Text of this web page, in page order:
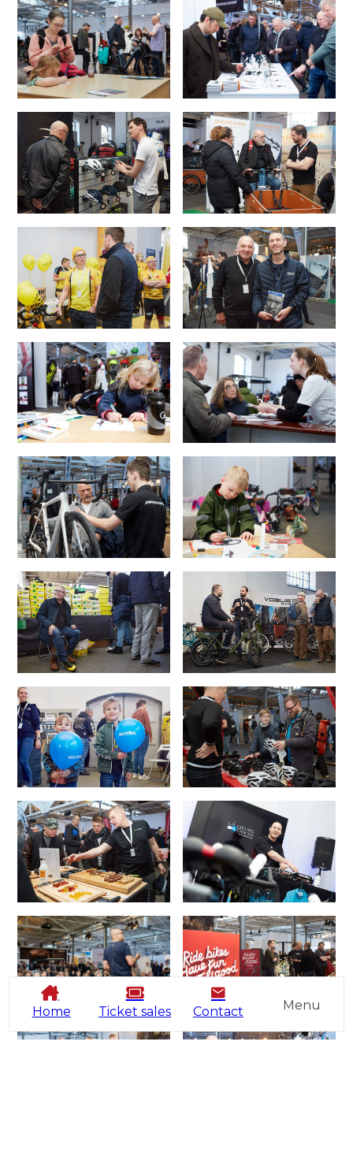
Home Ticket sales Contact Menu